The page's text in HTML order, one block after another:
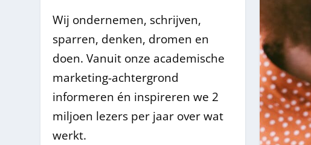
Wij ondernemen, schrijven,
sparren, denken, dromen en
doen. Vanuit onze academische
marketing-achtergrond
informeren én inspireren we 2
miljoen lezers per jaar over wat
werkt.